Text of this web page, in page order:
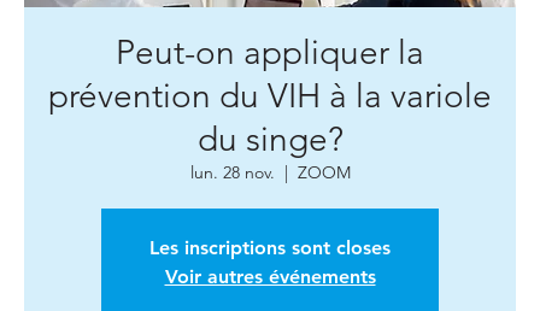
Peut-on appliquer la
prévention du VIH à la variole
du singe?
lun. 28 nov.
  |
ZOOM
Les inscriptions sont closes
Voir autres événements